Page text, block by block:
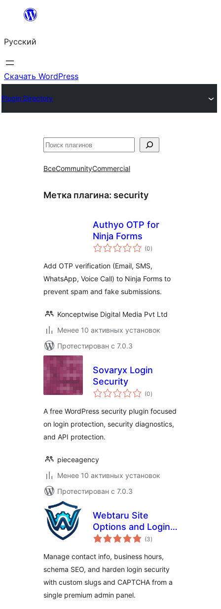
Перейти
содержимому
Русский
Скачать WordPress
Plugin Directory
Поиск
ВсеCommunityCommercial
Метка плагина: security
Authyo OTP for
Ninja Forms
(0общий
рейтинг
)
Add OTP verification (Email, SMS,
WhatsApp, Voice Call) to Ninja Forms to
prevent spam and fake submissions.
Konceptwise Digital Media Pvt Ltd
Менее 10 активных установок
Протестирован с 7.0.3
Sovaryx Login
Security
(0общий
рейтинг
)
A free WordPress security plugin focused
on login protection, security diagnostics,
and API protection.
pieceagency
Менее 10 активных установок
Протестирован с 7.0.3
Webtaru Site
Options and Login
Security
(3общий
рейтинг
)
Manage contact info, business hours,
schema SEO, and harden login security
with custom slugs and CAPTCHA from a
single premium admin panel.